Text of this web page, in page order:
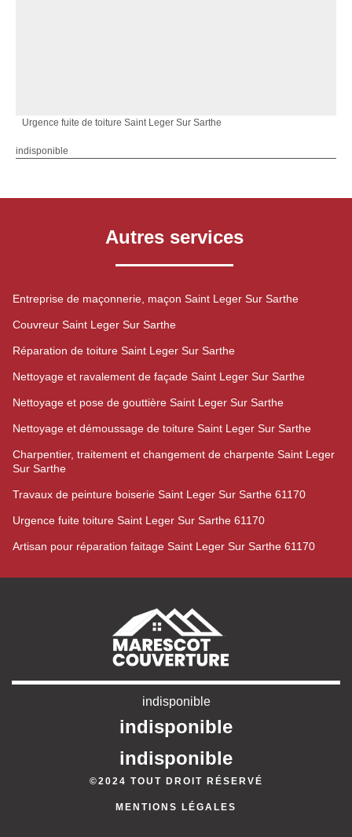
Urgence fuite de toiture Saint Leger Sur Sarthe
indisponible
Autres services
Entreprise de maçonnerie, maçon Saint Leger Sur Sarthe
Couvreur Saint Leger Sur Sarthe
Réparation de toiture Saint Leger Sur Sarthe
Nettoyage et ravalement de façade Saint Leger Sur Sarthe
Nettoyage et pose de gouttière Saint Leger Sur Sarthe
Nettoyage et démoussage de toiture Saint Leger Sur Sarthe
Charpentier, traitement et changement de charpente Saint Leger
Sur Sarthe
Travaux de peinture boiserie Saint Leger Sur Sarthe 61170
Urgence fuite toiture Saint Leger Sur Sarthe 61170
Artisan pour réparation faitage Saint Leger Sur Sarthe 61170
indisponible
indisponible
indisponible
©2024 TOUT DROIT RÉSERVÉ
MENTIONS LÉGALES